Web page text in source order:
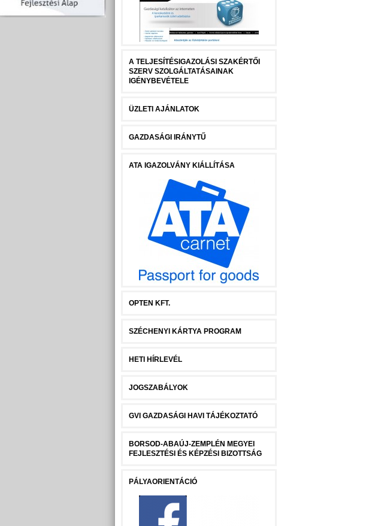
A TELJESÍTÉSIGAZOLÁSI SZAKÉRTŐI
SZERV SZOLGÁLTATÁSAINAK
IGÉNYBEVÉTELE
ÜZLETI AJÁNLATOK
GAZDASÁGI IRÁNYTŰ
ATA IGAZOLVÁNY KIÁLLÍTÁSA
OPTEN KFT.
SZÉCHENYI KÁRTYA PROGRAM
HETI HÍRLEVÉL
JOGSZABÁLYOK
GVI GAZDASÁGI HAVI TÁJÉKOZTATÓ
BORSOD-ABAÚJ-ZEMPLÉN MEGYEI
FEJLESZTÉSI ÉS KÉPZÉSI BIZOTTSÁG
PÁLYAORIENTÁCIÓ